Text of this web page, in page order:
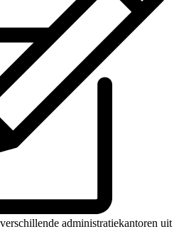
administratiekantoren uit